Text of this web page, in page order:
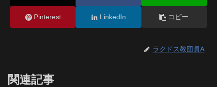
Pinterest LinkedIn コピー
ラクドス教団員A
関連記事